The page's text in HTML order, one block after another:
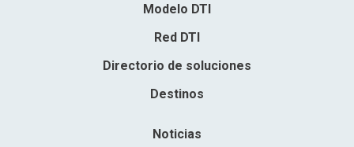
Modelo DTI
Red DTI
Directorio de soluciones
Destinos
Noticias